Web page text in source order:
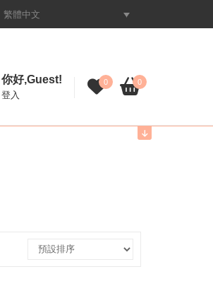
繁體中文
你好,Guest!
登入
0 0